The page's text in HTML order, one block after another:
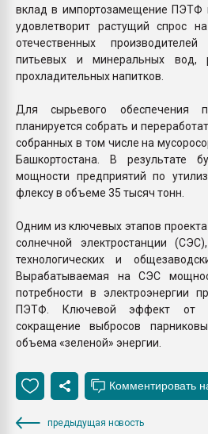
вклад в импортозамещение ПЭТФ
удовлетворит растущий спрос
отечественных
питьевых и минеральных вод,
прохладительных напитков.
Для сырьевого обеспечения
планируется собрать и
собранных в том числе на
Башкортостана. В результате
мощности предприятий по
флексу в объеме 35 тысяч тонн.
Одним из ключевых этапов проекта
солнечной электростанции
технологических и
Вырабатываемая на СЭС
потребности в электроэнергии
ПЭТФ. Ключевой эффект от
сокращение выбросов
объема «зеленой» энергии.
предыдущая новость